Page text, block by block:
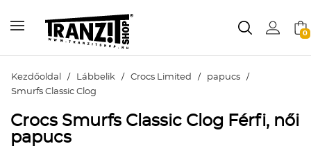
0
Kezdőoldal / Lábbelik / Crocs Limited / papucs /
Smurfs Classic Clog
Crocs Smurfs Classic Clog Férfi, női
papucs